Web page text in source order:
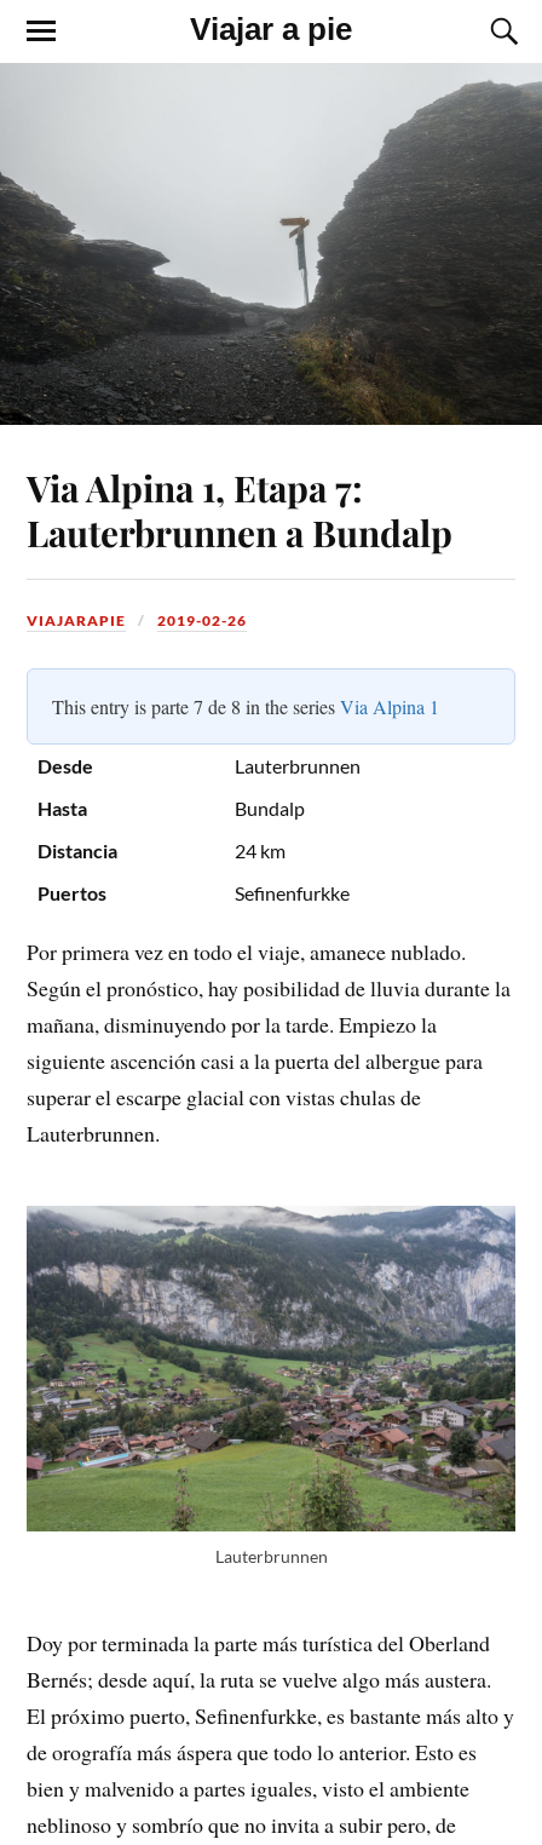
Viajar a pie
Via Alpina 1, Etapa 7:
Lauterbrunnen a Bundalp
VIAJARAPIE 2019-02-26
This entry is parte 7 de 8 in the seriesVia Alpina 1
Desde
Lauterbrunnen
Hasta
Bundalp
Distancia
24 km
Puertos
Sefinenfurkke
Por primera vez en todo el viaje, amanece nublado.
Según el pronóstico, hay posibilidad de lluvia durante la
mañana, disminuyendo por la tarde. Empiezo la
siguiente ascención casi a la puerta del albergue para
superar el escarpe glacial con vistas chulas de
Lauterbrunnen.
Lauterbrunnen
Doy por terminada la parte más turística del Oberland
Bernés; desde aquí, la ruta se vuelve algo más austera.
El próximo puerto, Sefinenfurkke, es bastante más alto y
de orografía más áspera que todo lo anterior. Esto es
bien y malvenido a partes iguales, visto el ambiente
neblinoso y sombrío que no invita a subir pero, de